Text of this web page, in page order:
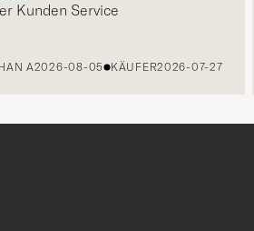
Service
2026-08-05 KÄUFER2026-07-27